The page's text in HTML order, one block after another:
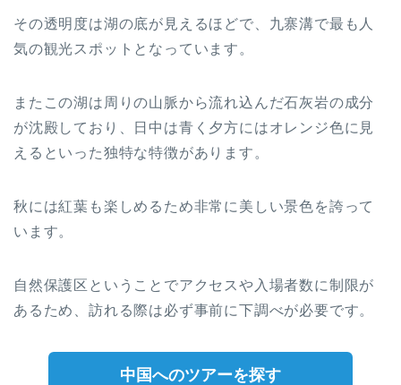
その透明度は湖の底が見えるほどで、九寨溝で最も人
気の観光スポットとなっています。
またこの湖は周りの山脈から流れ込んだ石灰岩の成分
が沈殿しており、日中は青く夕方にはオレンジ色に見
えるといった独特な特徴があります。
秋には紅葉も楽しめるため非常に美しい景色を誇って
います。
自然保護区ということでアクセスや入場者数に制限が
あるため、訪れる際は必ず事前に下調べが必要です。
中国へのツアーを探す